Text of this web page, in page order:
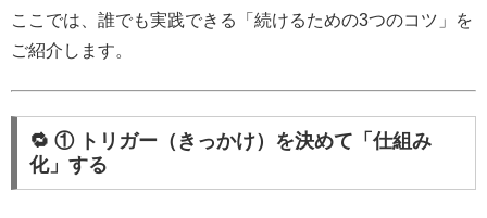
ここでは、誰でも実践できる「続けるための3つのコツ」を
ご紹介します。
🔁 ① トリガー（きっかけ）を決めて「仕組み
化」する